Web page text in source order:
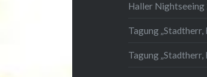
Haller Nightseeing
Tagung
Tagung